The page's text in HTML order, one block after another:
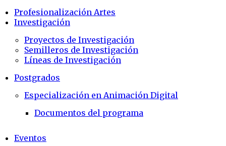
Profesionalización Artes
Investigación
Proyectos de Investigación
Semilleros de Investigación
Líneas de Investigación
Postgrados
Especialización en Animación Digital
Documentos del programa
Eventos